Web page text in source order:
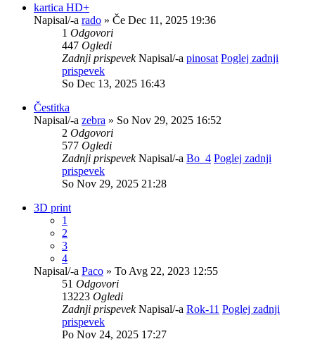
kartica HD+
Napisal/-a rado » Če Dec 11, 2025 19:36
1 Odgovori
447 Ogledi
Zadnji prispevekNapisal/-a pinosat Poglej zadnji
prispevek
So Dec 13, 2025 16:43
Čestitka
Napisal/-a zebra » So Nov 29, 2025 16:52
2 Odgovori
577 Ogledi
Zadnji prispevekNapisal/-a Bo_4 Poglej zadnji
prispevek
So Nov 29, 2025 21:28
3D print
1
2
3
4
Napisal/-a Paco » To Avg 22, 2023 12:55
51 Odgovori
13223 Ogledi
Zadnji prispevekNapisal/-a Rok-11 Poglej zadnji
prispevek
Po Nov 24, 2025 17:27